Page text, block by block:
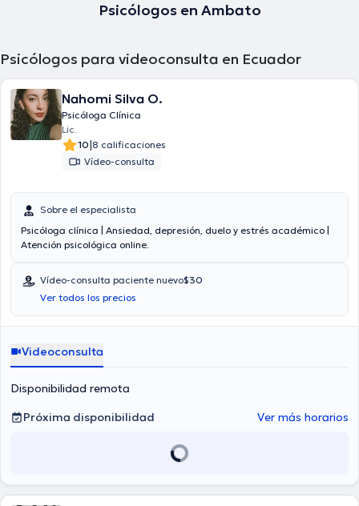
Psicólogos en Ambato
Psicólogos para videoconsulta en Ecuador
Nahomi Silva O.
Psicóloga Clínica
Lic.
10|8 calificaciones
Vídeo-consulta
Sobre el especialista
Psicóloga clínica | Ansiedad, depresión, duelo y estrés académico |
Atención psicológica online.
Vídeo-consulta paciente nuevo$30
Ver todos los precios
Videoconsulta
Disponibilidad remota
Próxima disponibilidad
Ver más horarios